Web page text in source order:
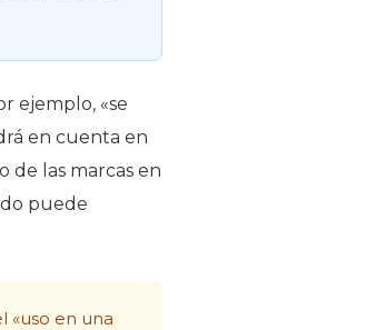
ejemplo, «se
en cuenta en
de las marcas en
puede
«uso en una